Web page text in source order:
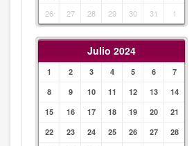
26
27 28 29 30 31 1
Julio 2024
1 2 3 4 5 6
7
8
9 10 11 12 13
14
15
16 17 18 19 20
21
22
23 24 25 26 27
28